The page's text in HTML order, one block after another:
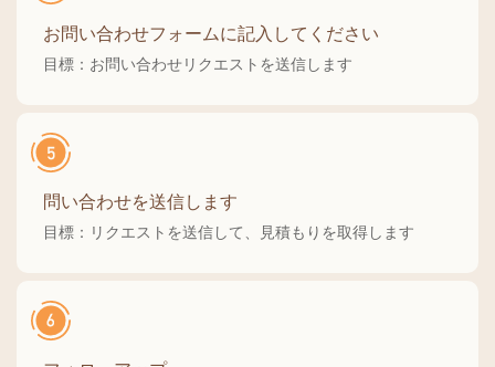
お問い合わせフォームに記入してください
目標：お問い合わせリクエストを送信します
問い合わせを送信します
目標：リクエストを送信して、見積もりを取得します